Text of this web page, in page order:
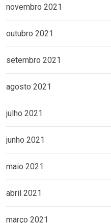
novembro 2021
outubro 2021
setembro 2021
agosto 2021
julho 2021
junho 2021
maio 2021
abril 2021
março 2021